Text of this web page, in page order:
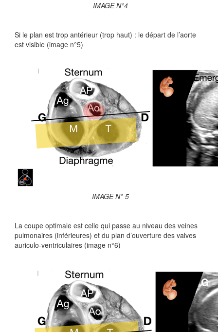
IMAGE N°4
Si le plan est trop antérieur (trop haut) : le départ de l’aorte
est visible (image n°5)
IMAGE N° 5
La coupe optimale est celle qui passe au niveau des veines
pulmonaires (inférieures) et du plan d’ouverture des valves
auriculo-ventriculaires (image n°6)